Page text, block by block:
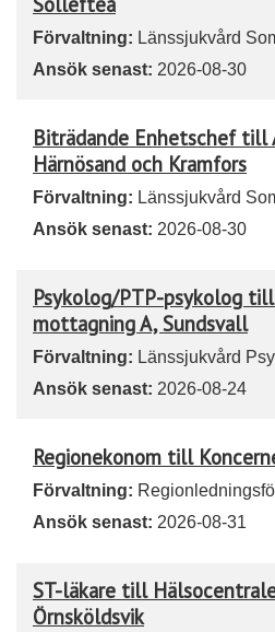
Förvaltning: Länssjukvård
Ansök senast: 2026-08-30
Biträdande Enhetschef till
Härnösand och Kramfors
Förvaltning: Länssjukvård
Ansök senast: 2026-08-30
Psykolog/PTP-psykolog
mottagning A, Sundsvall
Förvaltning: Länssjukvård
Ansök senast: 2026-08-24
Regionekonom till
Förvaltning:
Ansök senast: 2026-08-31
ST-läkare till
Örnsköldsvik